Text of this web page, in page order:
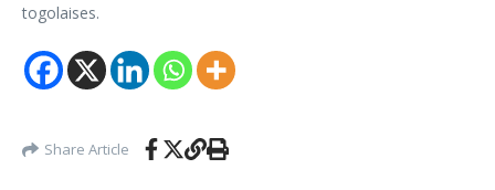
togolaises.
Share Article